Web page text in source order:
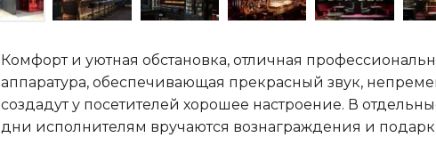
Комфорт и уютная обстановка, отличная
аппаратура, обеспечивающая прекрасный звук,
создадут у посетителей хорошее настроение. В
дни исполнителям вручаются вознаграждения и